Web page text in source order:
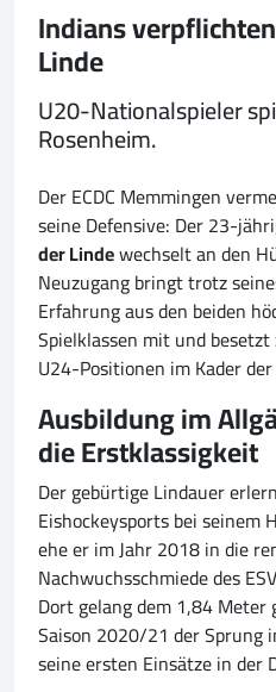
Indians
Linde
U20-Nationalspieler
Rosenheim.
Der ECDC Memmingen
seine Defensive: Der 23-
der Lindewechselt an den
Neuzugang bringt trotz
Erfahrung aus den beiden
Spielklassen mit und
U24-Positionen im Kader
Ausbildung im
die Erstklassigkeit
Der gebürtige Lindauer
Eishockeysports bei seinem
ehe er im Jahr 2018 in die
Nachwuchsschmiede des
Dort gelang dem 1,84
Saison 2020/21 der Sprung
seine ersten Einsätze in der